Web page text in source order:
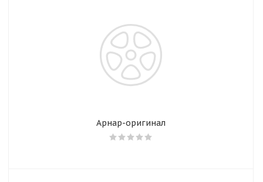
Арнар-оригинал